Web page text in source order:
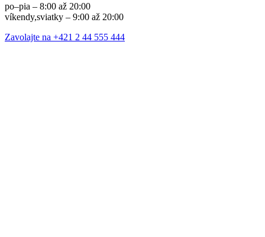
po–pia – 8:00 až 20:00
víkendy,sviatky – 9:00 až 20:00
Zavolajte na +421 2 44 555 444